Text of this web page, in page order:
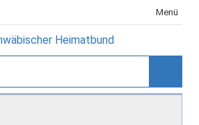
Menü